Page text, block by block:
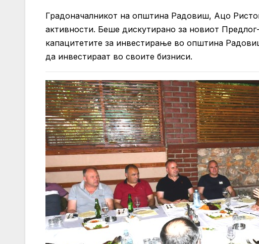
Градоначалникот на општина Радовиш, Ацо
активности. Беше дискутирано за новиот
капацитетите за инвестирање во општина
да инвестираат во своите бизниси.